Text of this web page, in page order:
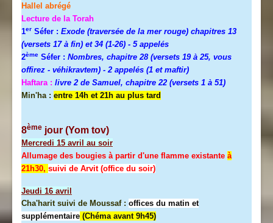
Hallel abrégé
Lecture de la Torah
1er Séfer : Exode (traversée de la mer rouge) chapitres 13
(versets 17 à fin) et 34 (1-26) - 5 appelés
2ème Séfer : Nombres, chapitre 28 (versets 19 à 25, vous
offirez - véhikravtem) - 2 appelés (1 et maftir)
Haftara : livre 2 de Samuel, chapitre 22 (versets 1 à 51)
Min'ha : entre 14h et 21h au plus tard
8ème jour (Yom tov)
Mercredi 15 avril au soir
Allumage des bougies à partir d'une flamme existante à
21h30, suivi de Arvit (office du soir)
Jeudi 16 avril
Cha'harit suivi de Moussaf : offices du matin et
supplémentaire (Chéma avant 9h45)